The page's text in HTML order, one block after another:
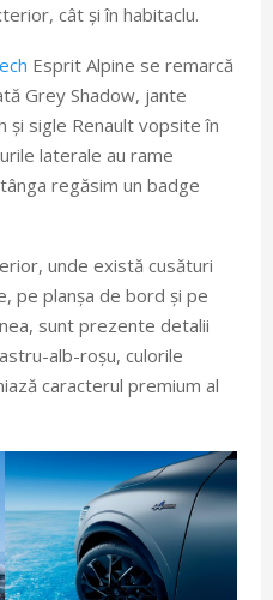
cât și în habitaclu.
Esprit Alpine se remarcă
Grey Shadow, jante
și sigle Renault vopsite în
laterale au rame
regăsim un badge
unde există cusături
pe planșa de bord și pe
sunt prezente detalii
alb-roșu, culorile
caracterul premium al